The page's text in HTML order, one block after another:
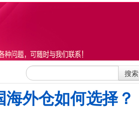
搜索
外仓如何选择？